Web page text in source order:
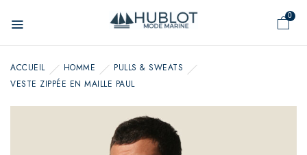
0
ACCUEIL HOMME
PULLS & SWEATS
VESTE ZIPPÉE EN MAILLE PAUL
Panneau de gestion des cookies